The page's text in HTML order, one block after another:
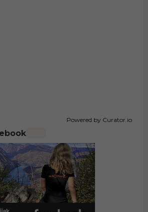
Powered by Curator.io